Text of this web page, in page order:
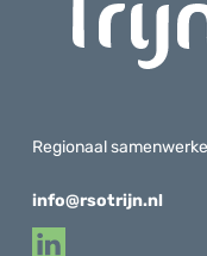
Regionaal
info@rsotrijn.nl